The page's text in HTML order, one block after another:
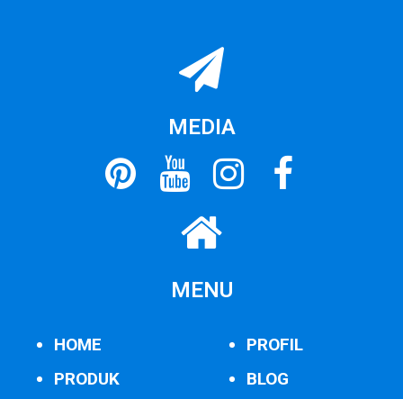
MEDIA
MENU
HOME
PRODUK
PROFIL
BLOG